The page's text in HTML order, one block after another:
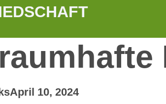
April 10, 2024